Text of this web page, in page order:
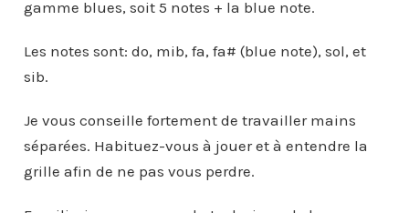
gamme blues, soit 5 notes + la blue note.
Les notes sont: do, mib, fa, fa# (blue note), sol, et
sib.
Je vous conseille fortement de travailler mains
séparées. Habituez-vous à jouer et à entendre la
grille afin de ne pas vous perdre.